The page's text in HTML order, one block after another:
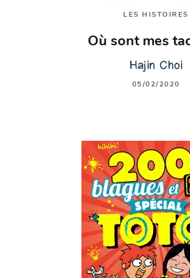
LES HISTOIRES
Où sont mes
Hajin Choi
05/02/2020